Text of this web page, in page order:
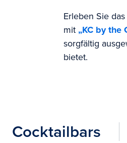
Erleben Sie
mit „KC by the
sorgfältig
bietet.
Cocktailbars